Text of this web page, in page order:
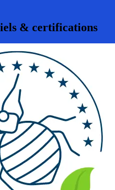
& certifications